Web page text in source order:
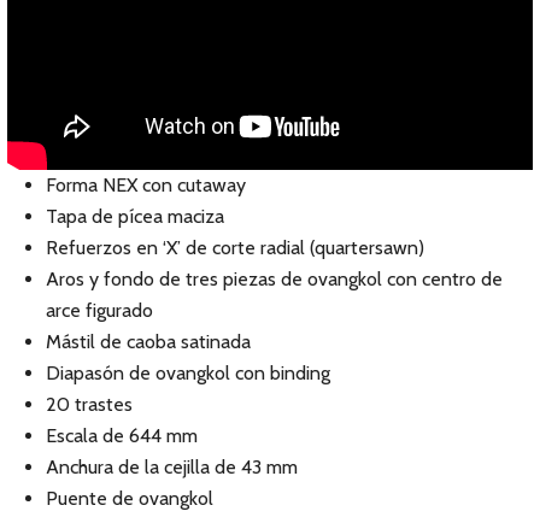
Forma NEX con cutaway
Tapa de pícea maciza
Refuerzos en ‘X’ de corte radial (quartersawn)
Aros y fondo de tres piezas de ovangkol con centro de
arce figurado
Mástil de caoba satinada
Diapasón de ovangkol con binding
20 trastes
Escala de 644 mm
Anchura de la cejilla de 43 mm
Puente de ovangkol